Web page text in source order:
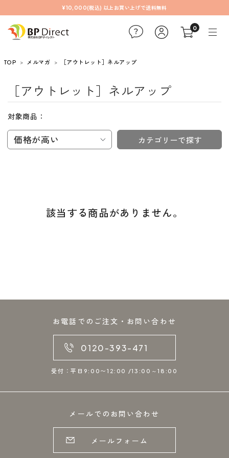
¥10,000(税込) 以上お買い上げで送料無料
0
TOP メルマガ ［アウトレット］ネルアップ
［アウトレット］ネルアップ
対象商品：
価格が高い カテゴリーで探す
該当する商品がありません。
お電話でのご注文・お問い合わせ
0120-393-471
受付：平日9:00〜12:00 /13:00～18:00
メールでのお問い合わせ
メールフォーム